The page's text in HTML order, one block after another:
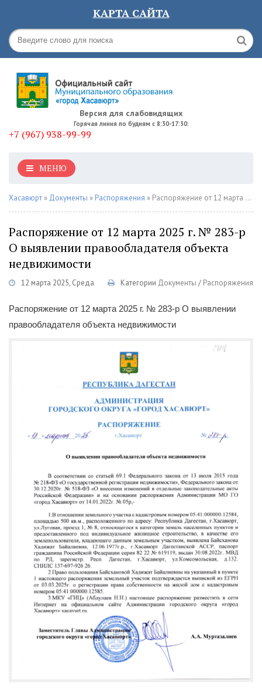
КАРТА САЙТА
Версия для слабовидящих
Горячая линия по будням с 8:30-17:30:
+7 (967) 938-99-99
МЕНЮ
Хасавюрт » Документы » Распоряжения » Распоряжение от 12 марта 2025 г. № 283-р О выявлении правообладателя объекта недвижимости
Распоряжение от 12 марта 2025 г. № 283-р
О выявлении правообладателя объекта
недвижимости
12 марта 2025, Среда Категории Документы / Распоряжения
Распоряжение от 12 марта 2025 г. № 283-р О выявлении
правообладателя объекта недвижимости